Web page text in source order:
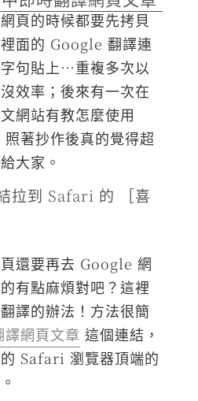
頁的時候都要先拷貝
面的 Google 翻譯連
句貼上…重複多次以
效率；後來有一次在
網站有教怎麼使用
著抄作後真的覺得超
大家。
拉到 Safari 的 ［喜
還要再去 Google 網
有點麻煩對吧？這裡
譯的辦法！方法很簡
譯網頁文章 這個連結，
Safari 瀏覽器頂端的